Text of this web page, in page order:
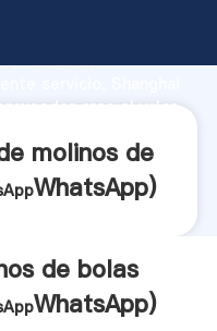
fuerza de
crea el valor
molinos de
WhatsApp)
de bolas
WhatsApp)